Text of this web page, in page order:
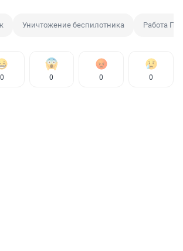
Уничтожение беспилотника Работа
0 0 0 0